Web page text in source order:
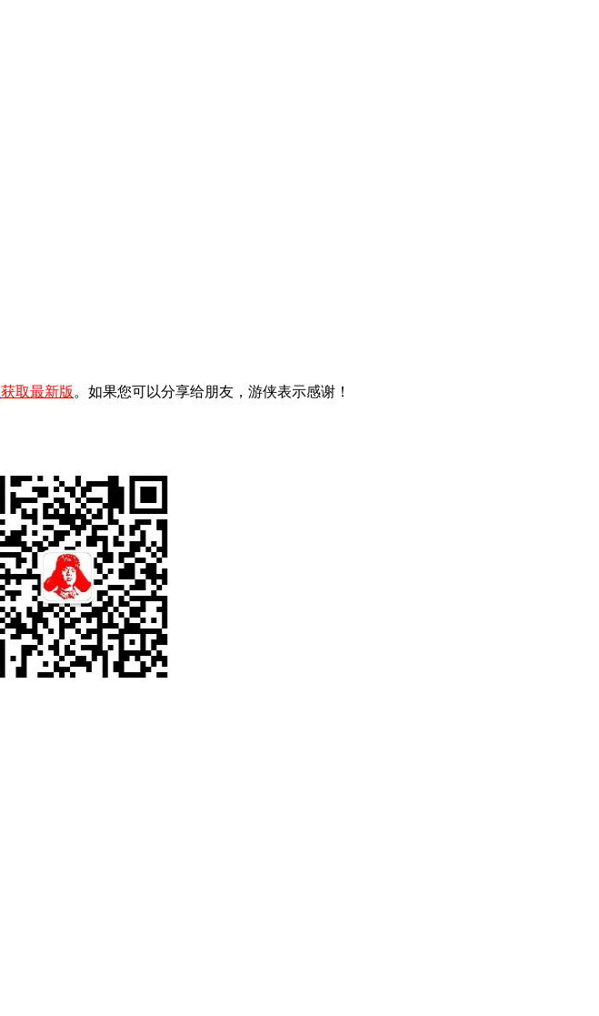
获取最新版 。如果您可以分享给朋友，游侠表示感谢！